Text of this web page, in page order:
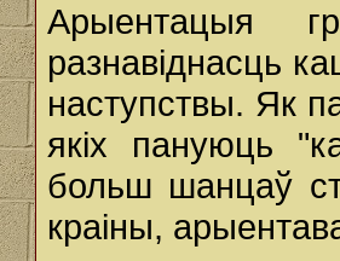
Арыентацыя
разнавіднасць
наступствы. Як
якіх пануюць
больш шанцаў
краіны,